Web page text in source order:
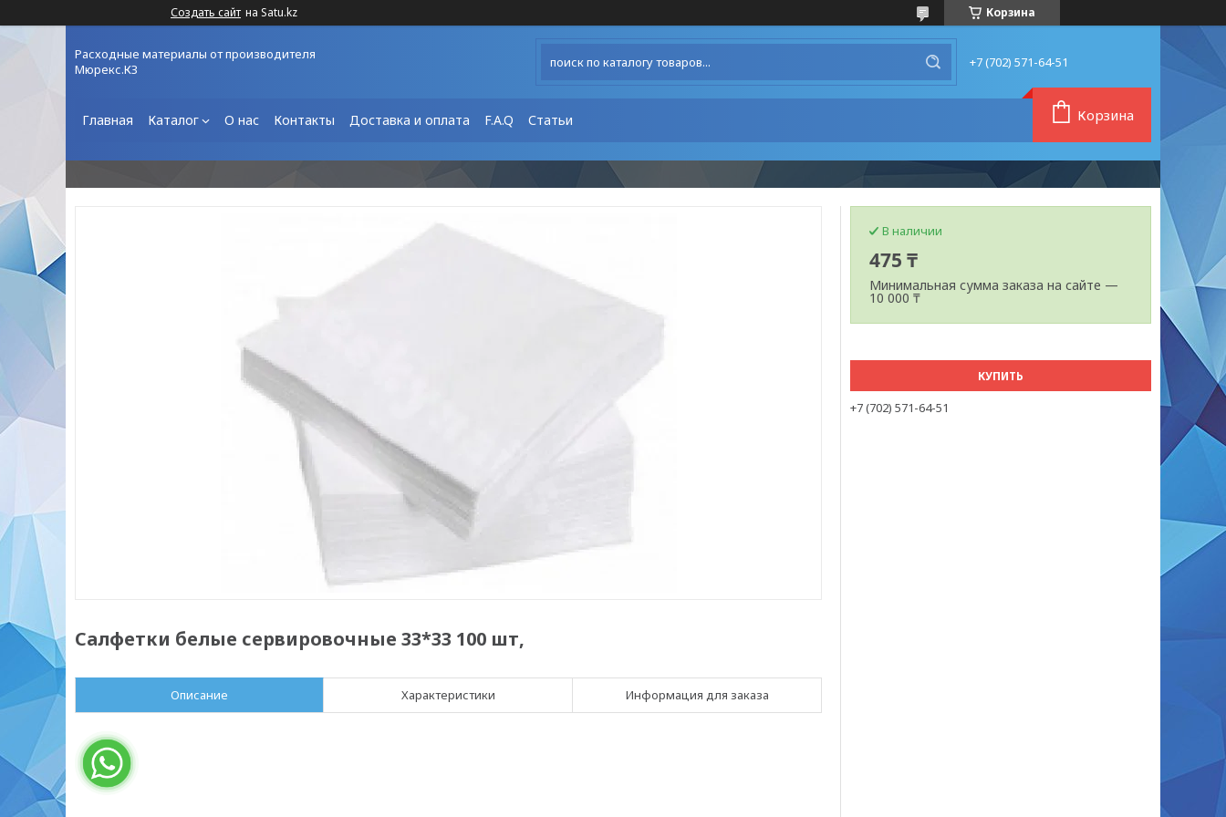
Создать сайт на Satu.kz Корзина
Расходные материалы от производителя
Мюрекс.КЗ
+7 (702) 571-64-51
Главная Каталог О нас Контакты Доставка и оплата F.A.Q Статьи Корзина
Салфетки белые сервировочные 33*33 100 шт,
Описание Характеристики Информация для заказа
В наличии
475 ₸
Минимальная сумма заказа на сайте —
10 000 ₸
КУПИТЬ
+7 (702) 571-64-51